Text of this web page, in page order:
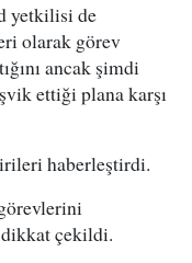
yetkilisi de
olarak görev
ancak şimdi
ettiği plana karşı
haberleştirdi.
dikkat çekildi.